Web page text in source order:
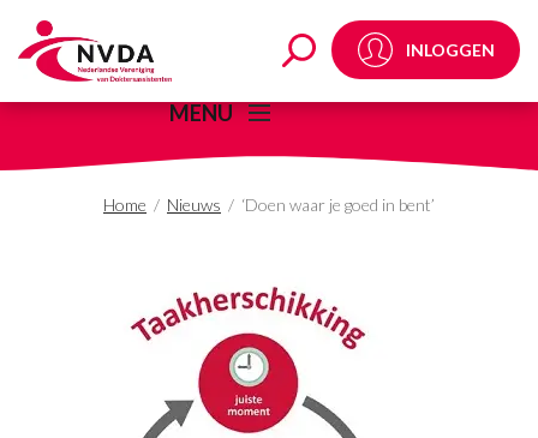
'Doen waar je goed in
INLOGGEN
MENU
Home / Nieuws / ‘Doen waar je goed in bent’